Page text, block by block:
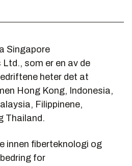
Singapore
som er en av de
heter det at
Hong Kong, Indonesia,
Filippinene,
Thailand.
innen fiberteknologi og
for